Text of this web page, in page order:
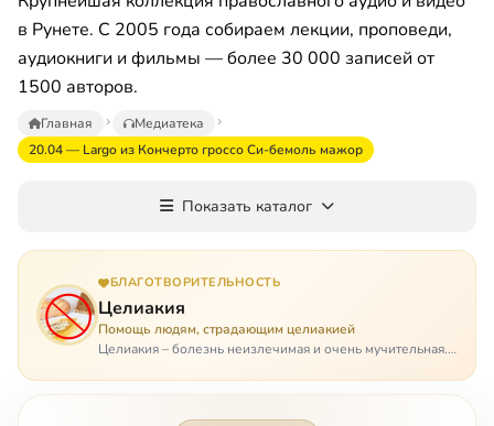
в Рунете. С 2005 года собираем лекции, проповеди,
аудиокниги и фильмы — более 30 000 записей от
1500 авторов.
Главная
Медиатека
20.04 — Largo из Кончерто гроссо Си-бемоль мажор
Показать каталог
БЛАГОТВОРИТЕЛЬНОСТЬ
Целиакия
Помощь людям, страдающим целиакией
Целиакия – болезнь неизлечимая и очень мучительная.
целиакией страдает в одиночестве, не представляя